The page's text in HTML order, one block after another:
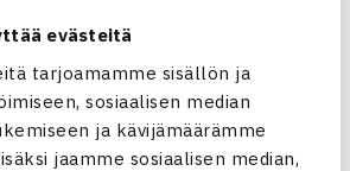
evästeitä
tarjoamamme sisällön ja
sosiaalisen median
ja kävijämäärämme
jaamme sosiaalisen median,